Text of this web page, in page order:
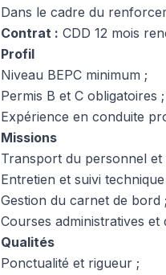
Dans le cadre du
Contrat : CDD 12 mois
Profil
Niveau BEPC minimum ;
Permis B et C obligatoires ;
Expérience en conduite
Missions
Transport du personnel et
Entretien et suivi
Gestion du carnet de bord ;
Courses administratives
Qualités
Ponctualité et rigueur ;